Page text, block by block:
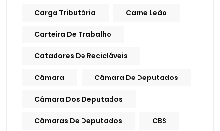
Carga Tributária Carne Leão
Carteira De Trabalho
Catadores De Recicláveis
Câmara Câmara De Deputados
Câmara Dos Deputados
Câmaras De Deputados CBS